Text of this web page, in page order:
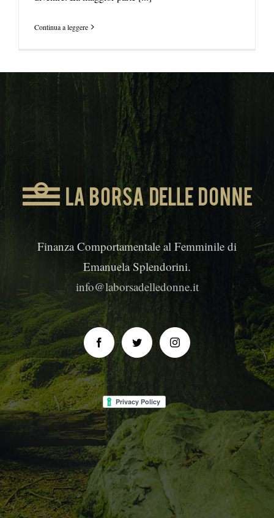
Continua a leggere
Finanza Comportamentale al Femminile di
Emanuela Splendorini.
info@laborsadelledonne.it